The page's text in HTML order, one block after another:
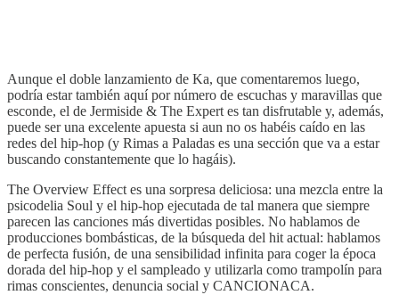
Aunque el doble lanzamiento de Ka, que comentaremos luego,
podría estar también aquí por número de escuchas y maravillas que
esconde, el de Jermiside & The Expert es tan disfrutable y, además,
puede ser una excelente apuesta si aun no os habéis caído en las
redes del hip-hop (y Rimas a Paladas es una sección que va a estar
buscando constantemente que lo hagáis).
The Overview Effect es una sorpresa deliciosa: una mezcla entre la
psicodelia Soul y el hip-hop ejecutada de tal manera que siempre
parecen las canciones más divertidas posibles. No hablamos de
producciones bombásticas, de la búsqueda del hit actual: hablamos
de perfecta fusión, de una sensibilidad infinita para coger la época
dorada del hip-hop y el sampleado y utilizarla como trampolín para
rimas conscientes, denuncia social y CANCIONACA.